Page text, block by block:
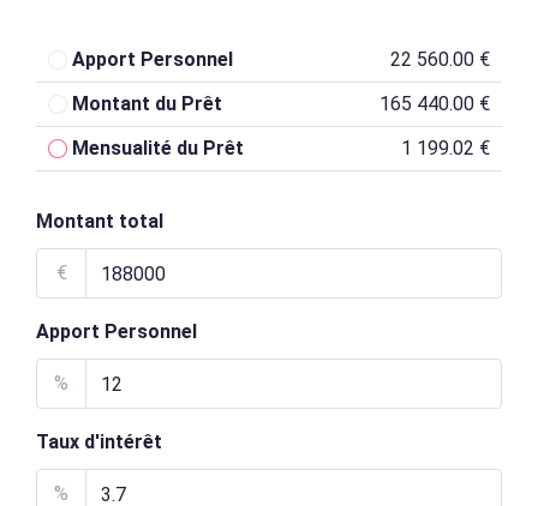
Apport Personnel
22 560.00 €
Montant du Prêt
165 440.00 €
Mensualité du Prêt
1 199.02 €
Montant total
€
Apport Personnel
%
Taux d'intérêt
%